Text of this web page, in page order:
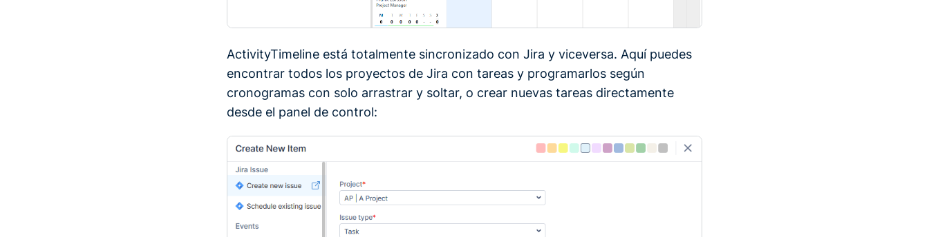
ActivityTimeline está totalmente sincronizado con Jira y viceversa. Aquí puedes
encontrar todos los proyectos de Jira con tareas y programarlos según
cronogramas con solo arrastrar y soltar, o crear nuevas tareas directamente
desde el panel de control: